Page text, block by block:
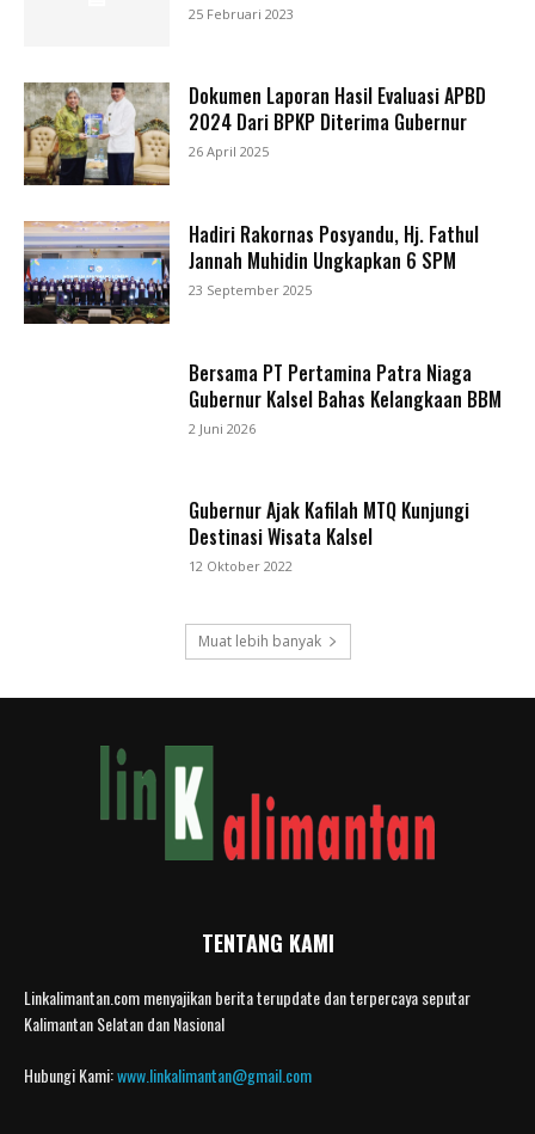
25 Februari 2023
Dokumen Laporan Hasil Evaluasi APBD
2024 Dari BPKP Diterima Gubernur
26 April 2025
Hadiri Rakornas Posyandu, Hj. Fathul
Jannah Muhidin Ungkapkan 6 SPM
23 September 2025
Bersama PT Pertamina Patra Niaga
Gubernur Kalsel Bahas Kelangkaan BBM
2 Juni 2026
Gubernur Ajak Kafilah MTQ Kunjungi
Destinasi Wisata Kalsel
12 Oktober 2022
Muat lebih banyak
TENTANG KAMI
Linkalimantan.com menyajikan berita terupdate dan terpercaya seputar
Kalimantan Selatan dan Nasional
Hubungi Kami:www.linkalimantan@gmail.com